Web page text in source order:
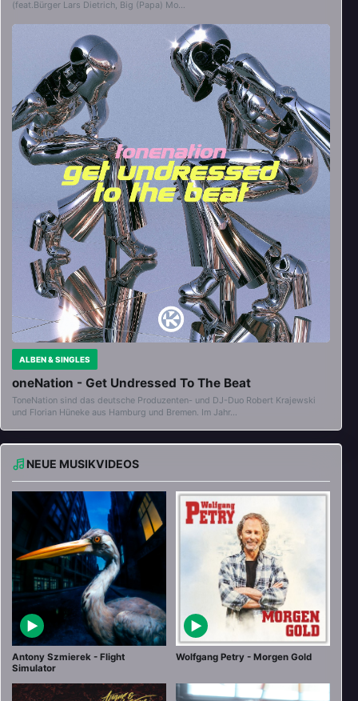
(feat.Bürger Lars Dietrich, Big (Papa) Mo…
ALBEN & SINGLES
oneNation - Get Undressed To The Beat
ToneNation sind das deutsche Produzenten- und DJ-Duo Robert Krajewski
und Florian Hüneke aus Hamburg und Bremen. Im Jahr…
NEUE MUSIKVIDEOS
▶
Antony Szmierek - Flight
Simulator
▶
Wolfgang Petry - Morgen Gold